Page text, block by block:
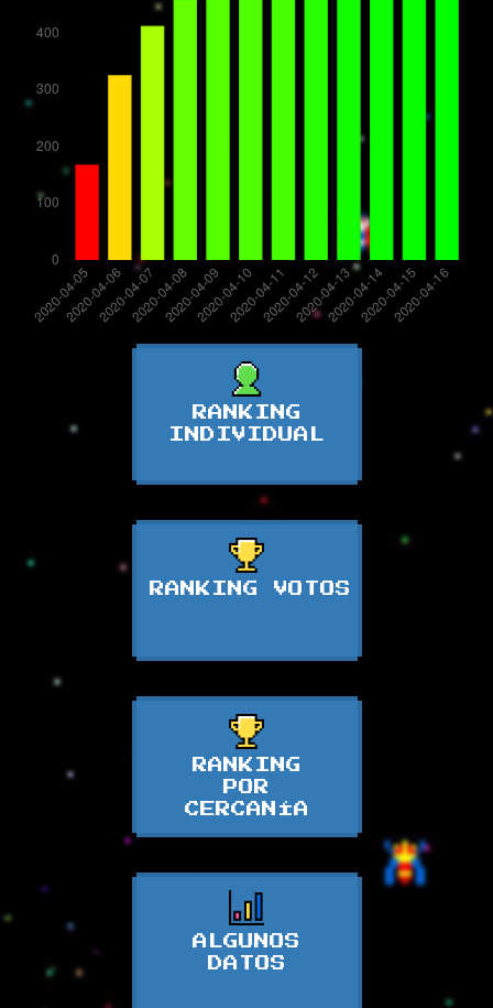
RANKING
INDIVIDUAL
RANKING VOTOS
RANKING
POR
CERCANÍA
ALGUNOS
DATOS